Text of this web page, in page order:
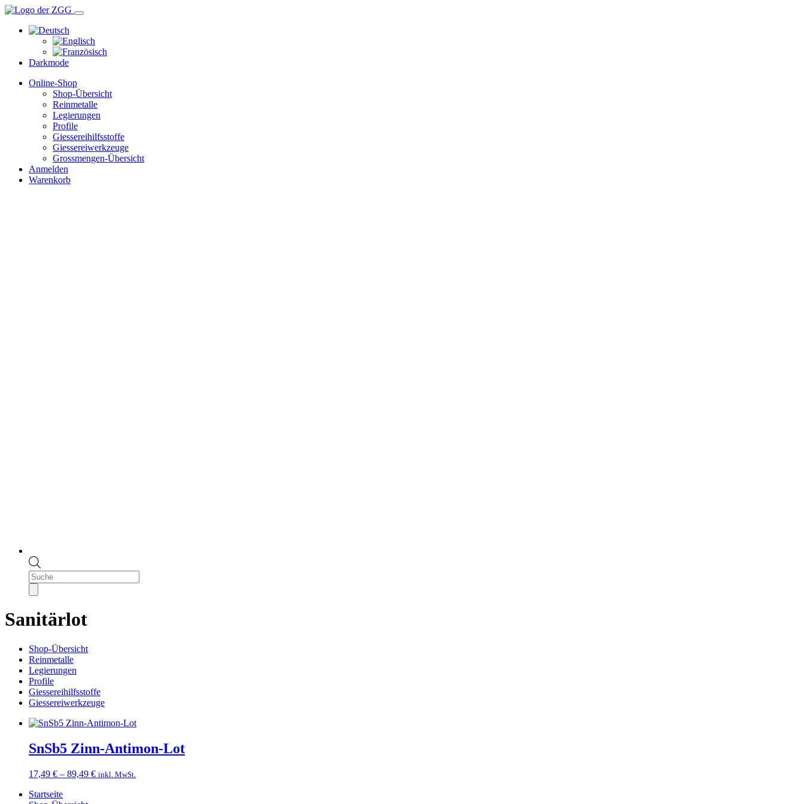
Darkmode
Online-Shop
Shop-Übersicht
Reinmetalle
Legierungen
Profile
Giessereihilfsstoffe
Giessereiwerkzeuge
Grossmengen-Übersicht
Anmelden
Warenkorb
Products
search
Sanitärlot
Shop-Übersicht
Reinmetalle
Legierungen
Profile
Giessereihilfsstoffe
Giessereiwerkzeuge
SnSb5 Zinn-Antimon-Lot
17,49 € – 89,49 €Preisspanne:
inkl. MwSt.
Startseite